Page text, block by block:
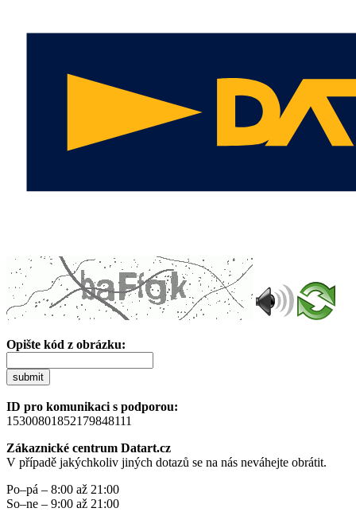
Opište kód z obrázku:
submit
ID pro komunikaci s podporou:
15300801852179848111
Zákaznické centrum Datart.cz
V případě jakýchkoliv jiných dotazů se na nás neváhejte obrátit.
Po–pá – 8:00 až 21:00
So–ne – 9:00 až 21:00